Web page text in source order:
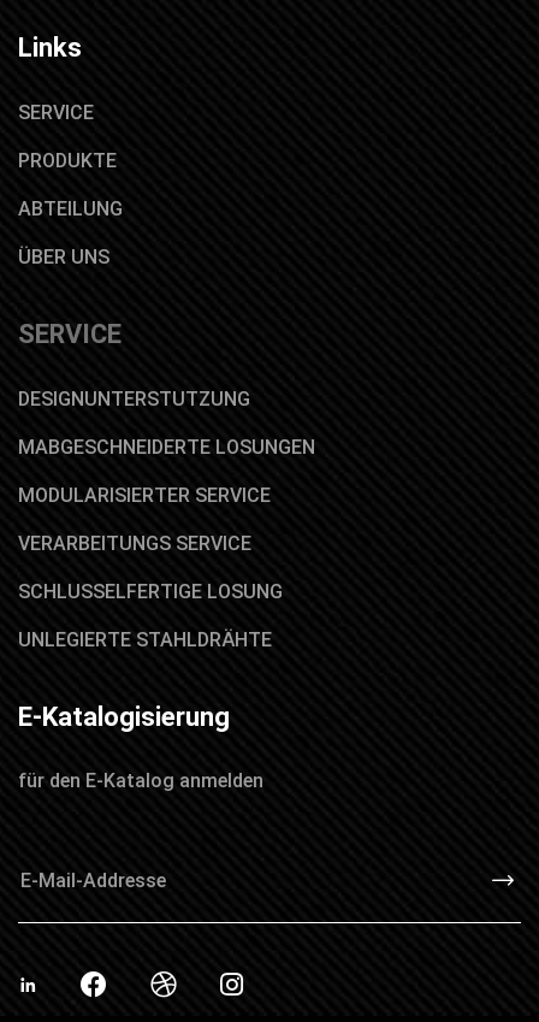
Links
SERVICE
PRODUKTE
ABTEILUNG
ÜBER UNS
SERVICE
DESIGNUNTERSTUTZUNG
MABGESCHNEIDERTE LOSUNGEN
MODULARISIERTER SERVICE
VERARBEITUNGS SERVICE
SCHLUSSELFERTIGE LOSUNG
UNLEGIERTE STAHLDRÄHTE
E-Katalogisierung
für den E-Katalog anmelden